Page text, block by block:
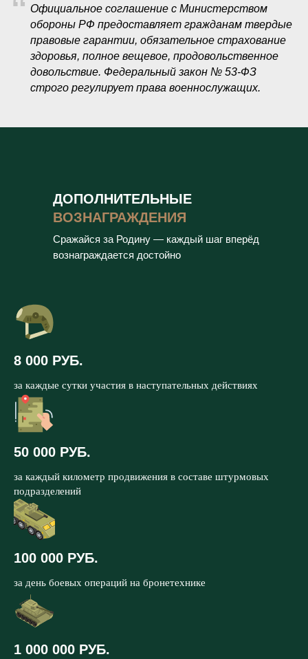
“ Официальное соглашение с Министерством
обороны РФ предоставляет гражданам твердые
правовые гарантии, обязательное страхование
здоровья, полное вещевое, продовольственное
довольствие. Федеральный закон № 53-ФЗ
строго регулирует права военнослужащих.
ДОПОЛНИТЕЛЬНЫЕ
ВОЗНАГРАЖДЕНИЯ
Сражайся за Родину — каждый шаг вперёд
вознаграждается достойно
8 000 РУБ.
за каждые сутки участия в наступательных действиях
50 000 РУБ.
за каждый километр продвижения в составе штурмовых
подразделений
100 000 РУБ.
за день боевых операций на бронетехнике
1 000 000 РУБ.